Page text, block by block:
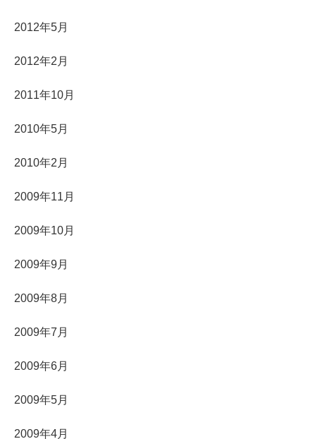
2012年5月
2012年2月
2011年10月
2010年5月
2010年2月
2009年11月
2009年10月
2009年9月
2009年8月
2009年7月
2009年6月
2009年5月
2009年4月